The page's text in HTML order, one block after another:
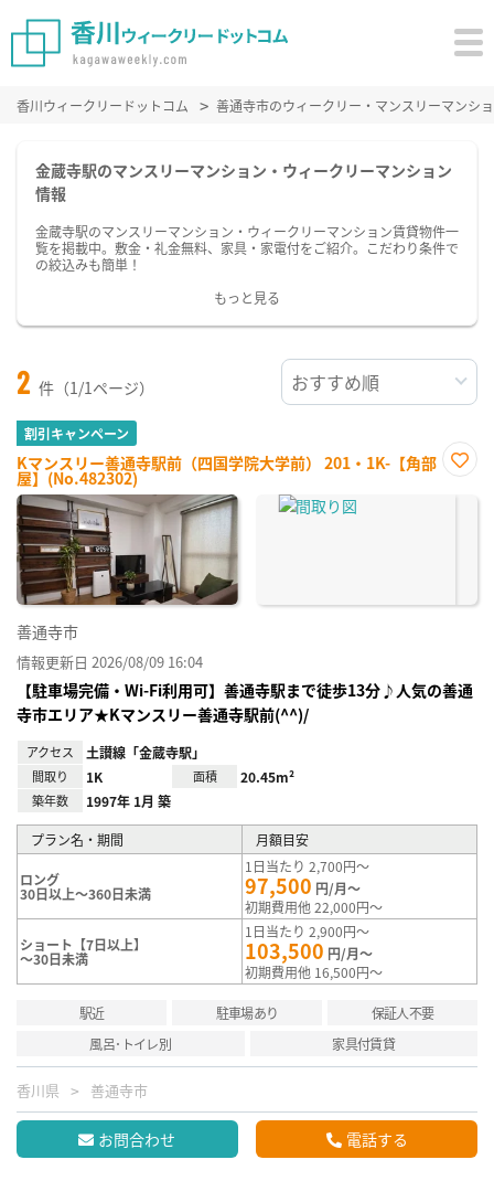
香川ウィークリードットコム 善通寺市のウィークリー・マンスリーマンシ
金蔵寺駅のマンスリーマンション・ウィークリーマンション
情報
金蔵寺駅のマンスリーマンション・ウィークリーマンション賃貸物件一
覧を掲載中。敷金・礼金無料、家具・家電付をご紹介。こだわり条件で
の絞込みも簡単！
もっと見る
2 件（1/1ページ）
割引キャンペーン
Kマンスリー善通寺駅前（四国学院大学前） 201・1K-【角部
屋】(No.482302)
に入
善通寺市
情報更新日 2026/08/09 16:04
【駐車場完備・Wi-Fi利用可】善通寺駅まで徒歩13分♪人気の善通
寺市エリア★Kマンスリー善通寺駅前(^^)/
アクセス 土讃線「金蔵寺駅」
間取り 1K 面積 20.45m²
築年数 1997年 1月 築
プラン名・期間 月額目安
ロング
30日以上～360日未満
1日当たり 2,700円～
97,500 円/月～
初期費用他 22,000円～
ショート【7日以上】
～30日未満
1日当たり 2,900円～
103,500 円/月～
初期費用他 16,500円～
駅近 駐車場あり
保証人不要
風呂･トイレ別
家具付賃貸
香川県 善通寺市
お問合わせ 電話する